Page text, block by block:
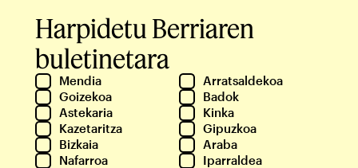
Harpidetu Berriaren
buletinetara
Mendia
Arratsaldekoa
Goizekoa
Badok
Astekaria
Kinka
Kazetaritza
Gipuzkoa
Bizkaia
Araba
Nafarroa
Iparraldea